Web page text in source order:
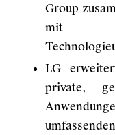
Group
mit
LG
private,